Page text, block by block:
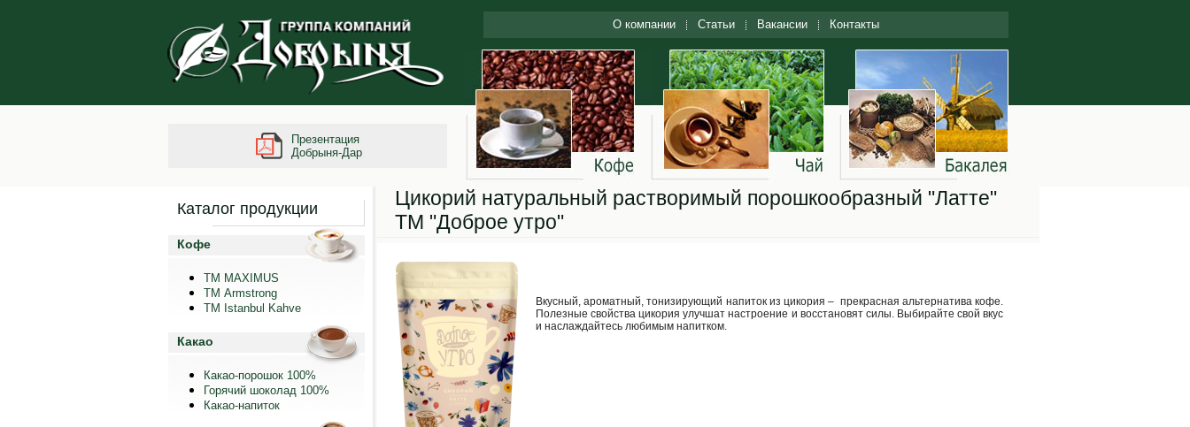
Презентация
Добрыня-Дар
О компании Статьи Вакансии Контакты
Каталог продукции
Кофе
ТМ MAXIMUS
ТМ Armstrong
TM Istanbul Kahve
Какао
Какао-порошок 100%
Горячий шоколад 100%
Какао-напиток
Цикорий натуральный растворимый порошкообразный "Латте"
ТМ "Доброе утро"
Вкусный, ароматный, тонизирующий напиток из цикория – прекрасная альтернатива кофе.
Полезные свойства цикория улучшат настроение и восстановят силы. Выбирайте свой вкус
и наслаждайтесь любимым напитком.